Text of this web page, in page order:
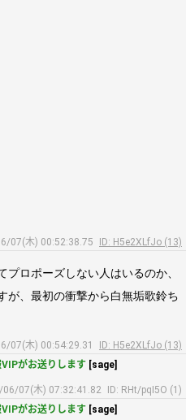
07(木) 00:52:38.75
ID: H5e2XLfJo (13)
ロポーズしない人はいるのか、
が、最初の衝撃から白無垢歌鈴ち
07(木) 00:54:29.31
ID: H5e2XLfJo (13)
がお送りします [sage]
06/07(木) 07:32:41.82
ID: RHt/pqI5O (1)
がお送りします [sage]